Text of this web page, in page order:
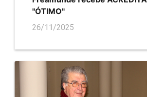
"ÓTIMO"
26/11/2025